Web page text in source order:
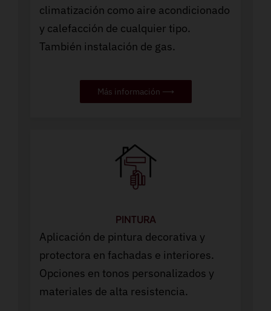
climatización como aire acondicionado
y calefacción de cualquier tipo.
También instalación de gas.
Más información ⟶
PINTURA
Aplicación de pintura decorativa y
protectora en fachadas e interiores.
Opciones en tonos personalizados y
materiales de alta resistencia.